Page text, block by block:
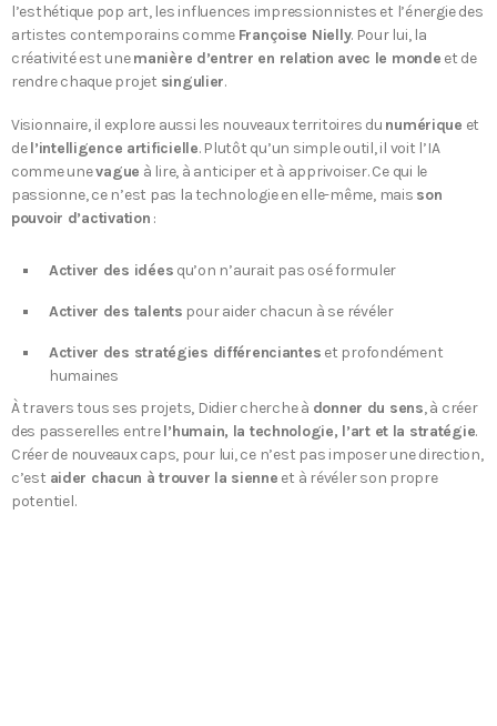
l’esthétique pop art, les influences impressionnistes et l’énergie des
artistes contemporains comme Françoise Nielly. Pour lui, la
créativité est unemanière d’entrer en relation avec le monde et de
rendre chaque projet singulier.
Visionnaire, il explore aussi les nouveaux territoires du numérique et
del’intelligence artificielle. Plutôt qu’un simple outil, il voit l’IA
comme unevague à lire, à anticiper et à apprivoiser. Ce qui le
passionne, ce n’est pas la technologie en elle-même, mais son
pouvoir d’activation :
Activer des idées qu’on n’aurait pas osé formuler
Activer des talents pour aider chacun à se révéler
Activer des stratégies différenciantes et profondément
humaines
À travers tous ses projets, Didier cherche à donner du sens, à créer
des passerelles entrel’humain, la technologie, l’art et la stratégie.
Créer de nouveaux caps, pour lui, ce n’est pas imposer une direction,
c’est aider chacun à trouver la sienne et à révéler son propre
potentiel.